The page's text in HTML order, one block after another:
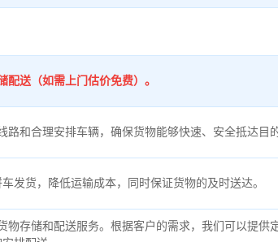
送（如需上门估价免费）。
和合理安排车辆，确保货物能够快速、安全抵达目的
发货，降低运输成本，同时保证货物的及时送达。
存储和配送服务。根据客户的需求，我们可以提供